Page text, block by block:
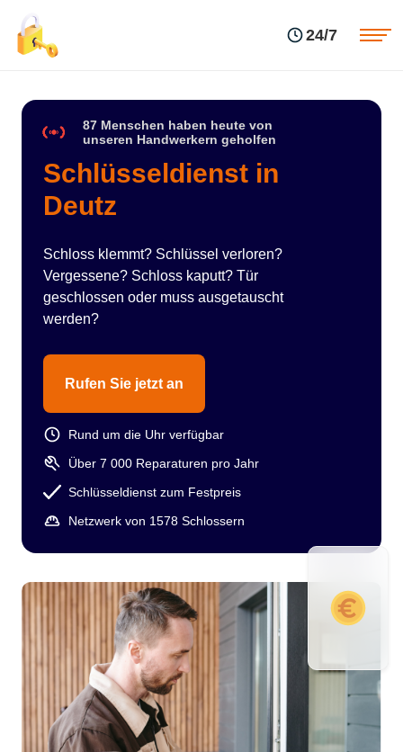
24/7
87 Menschen haben heute von
unseren Handwerkern geholfen
Schlüsseldienst in
Deutz
Schloss klemmt? Schlüssel verloren?
Vergessene? Schloss kaputt? Tür
geschlossen oder muss ausgetauscht
werden?
Rufen Sie jetzt an
Rund um die Uhr verfügbar
Über 7 000 Reparaturen pro Jahr
Schlüsseldienst zum Festpreis
Netzwerk von 1578 Schlossern